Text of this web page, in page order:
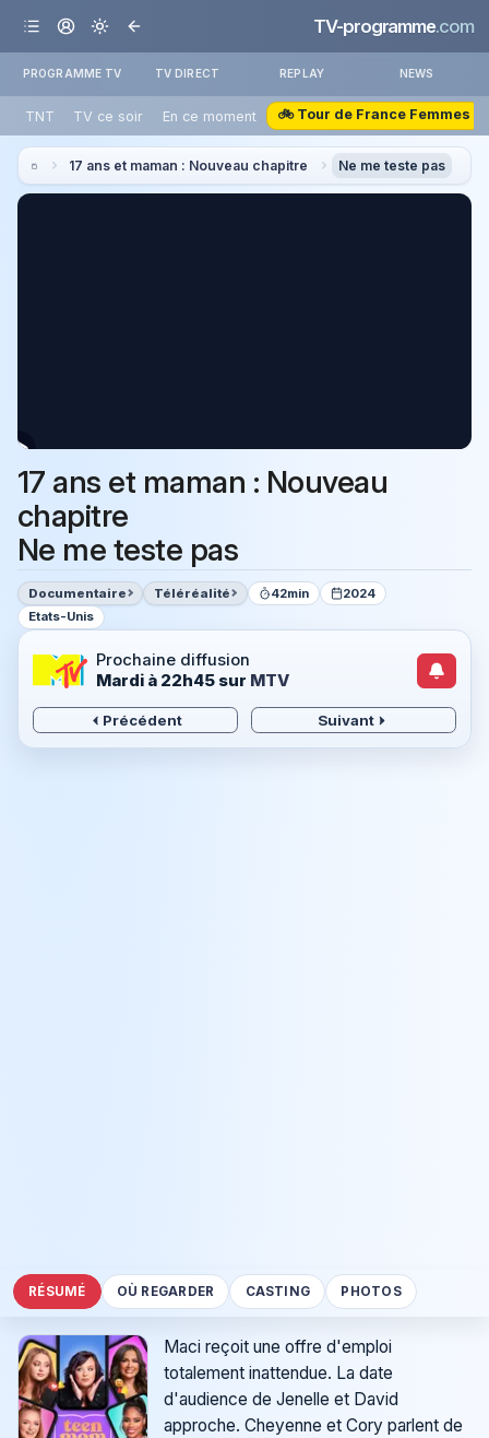
TV-programme.com
PROGRAMME TV TV DIRECT REPLAY NEWS
TNT TV ce soir En ce moment 🚲 Tour de France Femmes
17 ans et maman : Nouveau chapitre Ne me teste pas
17 ans et maman : Nouveau
chapitre
Ne me teste pas
Documentaire Téléréalité 42min
2024
Etats-Unis
Prochaine diffusion
Mardi à 22h45sur MTV
Précédent Suivant
RÉSUMÉ OÙ REGARDER CASTING PHOTOS
Maci reçoit une offre d'emploi
totalement inattendue. La date
d'audience de Jenelle et David
approche. Cheyenne et Cory parlent de